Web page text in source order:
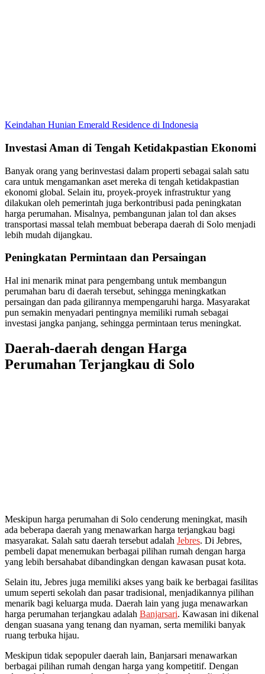
Keindahan Hunian Emerald Residence di Indonesia
Investasi Aman di Tengah Ketidakpastian Ekonomi
Banyak orang yang berinvestasi dalam properti sebagai salah satu
cara untuk mengamankan aset mereka di tengah ketidakpastian
ekonomi global. Selain itu, proyek-proyek infrastruktur yang
dilakukan oleh pemerintah juga berkontribusi pada peningkatan
harga perumahan. Misalnya, pembangunan jalan tol dan akses
transportasi massal telah membuat beberapa daerah di Solo menjadi
lebih mudah dijangkau.
Peningkatan Permintaan dan Persaingan
Hal ini menarik minat para pengembang untuk membangun
perumahan baru di daerah tersebut, sehingga meningkatkan
persaingan dan pada gilirannya mempengaruhi harga. Masyarakat
pun semakin menyadari pentingnya memiliki rumah sebagai
investasi jangka panjang, sehingga permintaan terus meningkat.
Daerah-daerah dengan Harga
Perumahan Terjangkau di Solo
Meskipun harga perumahan di Solo cenderung meningkat, masih
ada beberapa daerah yang menawarkan harga terjangkau bagi
masyarakat. Salah satu daerah tersebut adalah Jebres. Di Jebres,
pembeli dapat menemukan berbagai pilihan rumah dengan harga
yang lebih bersahabat dibandingkan dengan kawasan pusat kota.
Selain itu, Jebres juga memiliki akses yang baik ke berbagai fasilitas
umum seperti sekolah dan pasar tradisional, menjadikannya pilihan
menarik bagi keluarga muda. Daerah lain yang juga menawarkan
harga perumahan terjangkau adalah Banjarsari. Kawasan ini dikenal
dengan suasana yang tenang dan nyaman, serta memiliki banyak
ruang terbuka hijau.
Meskipun tidak sepopuler daerah lain, Banjarsari menawarkan
berbagai pilihan rumah dengan harga yang kompetitif. Dengan